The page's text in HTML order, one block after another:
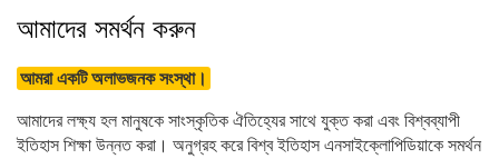
আমাদের সমর্থন করুন
আমরা একটি অলাভজনক সংস্থা।
আমাদের লক্ষ্য হল মানুষকে সাংস্কৃতিক ঐতিহ্যের সাথে যুক্ত করা এবং বিশ্বব্যাপী
ইতিহাস শিক্ষা উন্নত করা। অনুগ্রহ করে বিশ্ব ইতিহাস এনসাইক্লোপিডিয়াকে সমর্থন